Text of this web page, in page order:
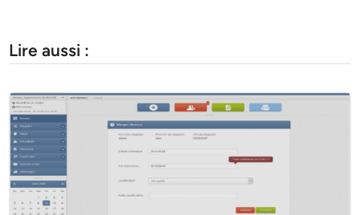
Lire aussi :